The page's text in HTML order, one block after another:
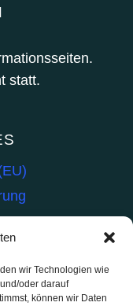
wir Technologien wie
oder darauf
können wir Daten
statt.